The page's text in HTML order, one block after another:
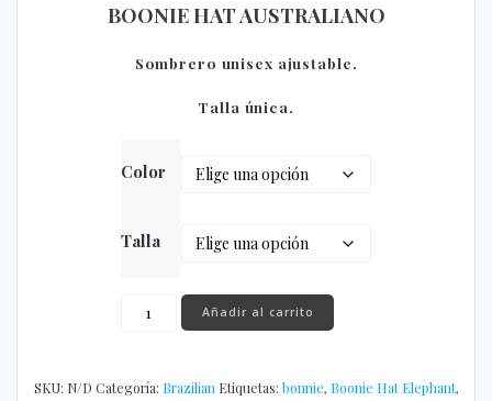
de un
BOONIE HAT AUSTRALIANO
Sombrero unisex ajustable.
Talla única.
Color
Talla
BOONIEAñadir al carrito
SKU: N/D Categoría: Brazilian Etiquetas: bonnie, Boonie Hat Elephant,